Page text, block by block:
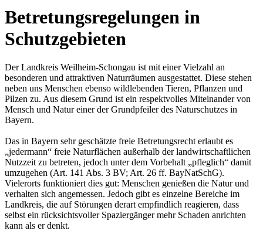
Betretungsregelungen in
Schutzgebieten
Der Landkreis Weilheim-Schongau ist mit einer Vielzahl an
besonderen und attraktiven Naturräumen ausgestattet. Diese stehen
neben uns Menschen ebenso wildlebenden Tieren, Pflanzen und
Pilzen zu. Aus diesem Grund ist ein respektvolles Miteinander von
Mensch und Natur einer der Grundpfeiler des Naturschutzes in
Bayern.
Das in Bayern sehr geschätzte freie Betretungsrecht erlaubt es
„jedermann“ freie Naturflächen außerhalb der landwirtschaftlichen
Nutzzeit zu betreten, jedoch unter dem Vorbehalt „pfleglich“ damit
umzugehen (Art. 141 Abs. 3 BV; Art. 26 ff. BayNatSchG).
Vielerorts funktioniert dies gut: Menschen genießen die Natur und
verhalten sich angemessen. Jedoch gibt es einzelne Bereiche im
Landkreis, die auf Störungen derart empfindlich reagieren, dass
selbst ein rücksichtsvoller Spaziergänger mehr Schaden anrichten
kann als er denkt.